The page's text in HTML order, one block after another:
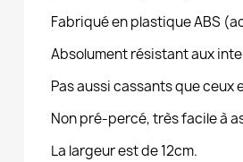
Fabriqué en plastique ABS
Absolument résistant aux
Pas aussi cassants que ceux
Non pré-percé, très facile à
La largeur est de 12cm.